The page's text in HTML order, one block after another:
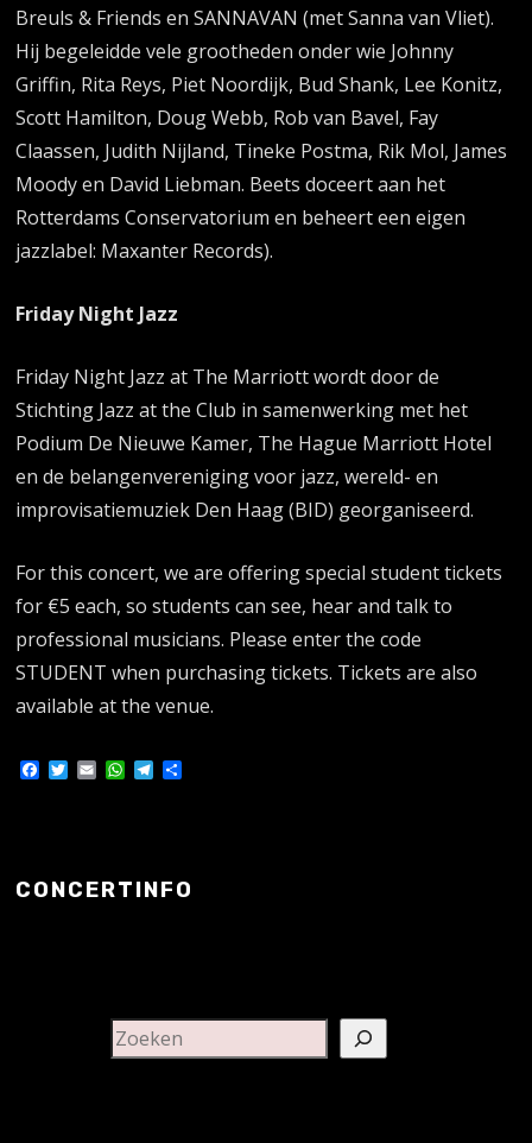
Breuls & Friends en SANNAVAN (met Sanna van Vliet).
Hij begeleidde vele grootheden onder wie Johnny
Griffin, Rita Reys, Piet Noordijk, Bud Shank, Lee Konitz,
Scott Hamilton, Doug Webb, Rob van Bavel, Fay
Claassen, Judith Nijland, Tineke Postma, Rik Mol, James
Moody en David Liebman. Beets doceert aan het
Rotterdams Conservatorium en beheert een eigen
jazzlabel: Maxanter Records).
Friday Night Jazz
Friday Night Jazz at The Marriott wordt door de
Stichting Jazz at the Club in samenwerking met het
Podium De Nieuwe Kamer, The Hague Marriott Hotel
en de belangenvereniging voor jazz, wereld- en
improvisatiemuziek Den Haag (BID) georganiseerd.
For this concert, we are offering special student tickets
for €5 each, so students can see, hear and talk to
professional musicians. Please enter the code
STUDENT when purchasing tickets. Tickets are also
available at the venue.
Facebook
TwitterEmailWhatsApp
Telegram
CONCERTINFO